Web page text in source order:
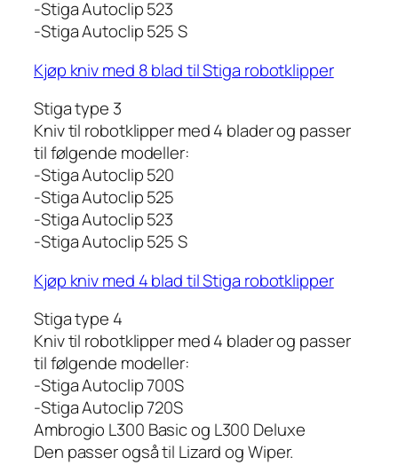
-Stiga Autoclip 523
-Stiga Autoclip 525 S
Kjøp kniv med 8 blad til Stiga robotklipper
Stiga type 3
Kniv til robotklipper med 4 blader og passer
til følgende modeller:
-Stiga Autoclip 520
-Stiga Autoclip 525
-Stiga Autoclip 523
-Stiga Autoclip 525 S
Kjøp kniv med 4 blad til Stiga robotklipper
Stiga type 4
Kniv til robotklipper med 4 blader og passer
til følgende modeller:
-Stiga Autoclip 700S
-Stiga Autoclip 720S
Ambrogio L300 Basic og L300 Deluxe
Den passer også til Lizard og Wiper.